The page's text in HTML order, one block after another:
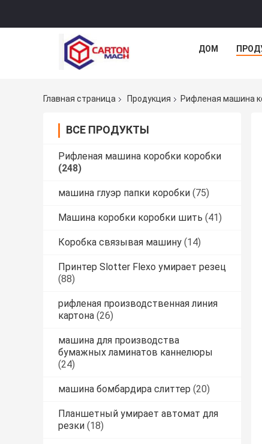
ДОМ
Главная страница Продукция Рифленая машина
ВСЕ ПРОДУКТЫ
Рифленая машина коробки коробки
(248)
машина глуэр папки коробки (75)
Машина коробки коробки шить (41)
Коробка связывая машину (14)
Принтер Slotter Flexo умирает резец
(88)
рифленая производственная линия
картона (26)
машина для производства
бумажных ламинатов каннелюры
(24)
машина бомбардира слиттер (20)
Планшетный умирает автомат для
резки (18)